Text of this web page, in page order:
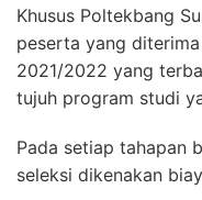
Khusus Poltekbang
peserta yang
2021/2022 yang
tujuh program studi
Pada setiap tahapan
seleksi dikenakan